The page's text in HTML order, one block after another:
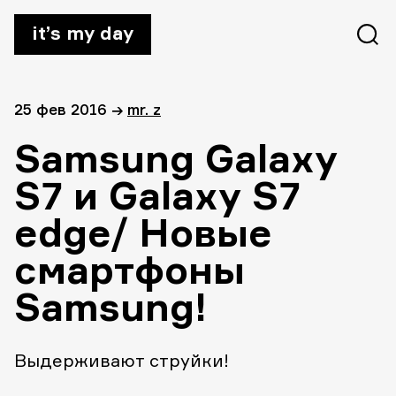
it’s my day
25 фев 2016 → mr. z
Samsung Galaxy
S7 и Galaxу S7
edge/ Новые
смартфоны
Samsung!
Выдерживают струйки!